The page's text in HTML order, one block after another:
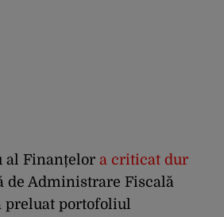
al Finanțelor a criticat dur
de Administrare Fiscală
preluat portofoliul